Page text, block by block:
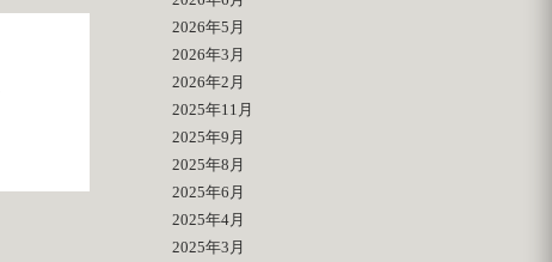
2026年5月
2026年3月
2026年2月
2025年11月
2025年9月
2025年8月
2025年6月
2025年4月
2025年3月